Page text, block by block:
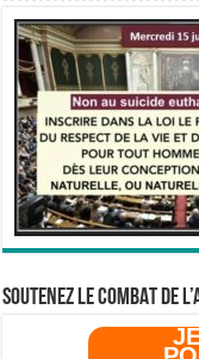
SOUTENEZ LE COMBAT